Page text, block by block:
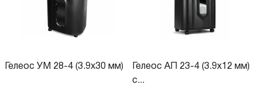
Гелеос УМ 28-4 (3.9x30 мм)
Гелеос АП 23-4 (3.9x12 мм)
с...